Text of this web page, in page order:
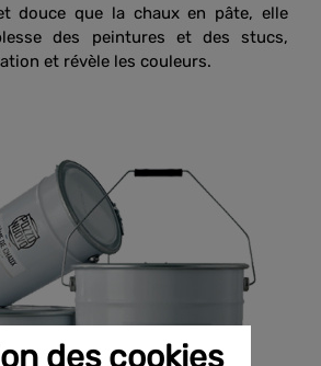
douce que la chaux en pâte, elle
des peintures et des stucs,
et révèle les couleurs.
des cookies